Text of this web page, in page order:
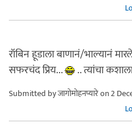
रॉबिन हूडाला बाणानं/भाल्यानं
सफरचंद प्रिय...
.. त्यांचा
Submitted byजागोमोहनप्यारेon 2